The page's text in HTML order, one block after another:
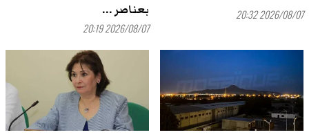
2026/08/07 20:32
بعناصر ...
2026/08/07 20:19